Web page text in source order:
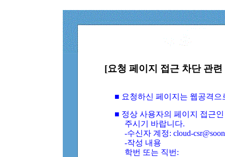
[요청 페이지 접근 차단 관
■ 요청하신 페이지는 웹공격
■ 정상 사용자의 페이지 접근
주시기 바랍니다.
-수신자 계정: cloud-
-작성 내용
학번 또는 직번: